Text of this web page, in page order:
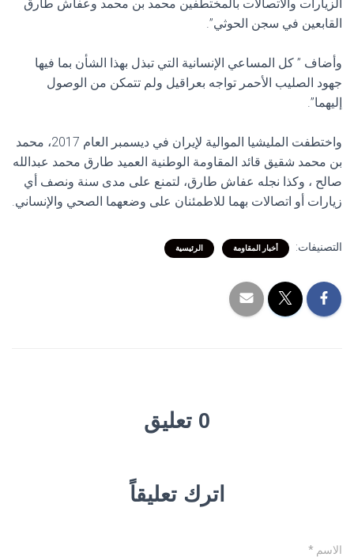
الزيارات والاتصالات بالمختطفين محمد بن محمد وعفاش طارق
القابعين في سجن الحوثي”.
وأضاف ” كل المساعي الإنسانية التي تبذل بهذا الشأن بما فيها
جهود الصليب الأحمر تواجه بعراقيل ولم تتمكن من الوصول
إليهما”.
واختطفت المليشيا الموالية لإيران في ديسمبر العام 2017، محمد
بن محمد شقيق قائد المقاومة الوطنية العميد طارق محمد عبدالله
صالح ، وكذا نجله عفاش طارق، لتمنع على مدى سنة ونصف أي
زيارات أو اتصالات بهما للاطمئنان على وضعهما الصحي والإنساني.
التصنيفات: أخبار المقاومة الرئيسية
0 تعليق
اترك تعليقاً
الاسم *